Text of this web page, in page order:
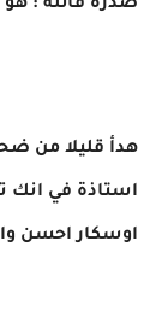
صدره قائله :
هدأ قليلا من
استاذة في انك
اوسكار احسن